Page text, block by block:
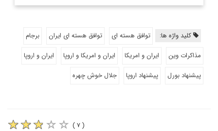
کلید واژه ها: توافق هسته ای توافق هسته ای ایران
برجام
مذاکرات وین
ایران و امریکا ایران و امریکا و اروپا
ایران و اروپا
پیشنهاد بورل
پیشنهاد اروپا جلال خوش چهره
( ۷ )